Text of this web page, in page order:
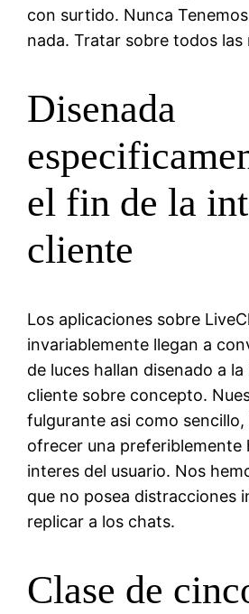
con surtido. Nunca
nada. Tratar sobre todos las
Disenada
el fin de la
cliente
Los aplicaciones sobre
invariablemente llegan a
de luces hallan disenado a
cliente sobre concepto.
fulgurante asi­ como
ofrecer una preferiblemente
interes del usuario. Nos
que no posea distracciones
replicar a los chats.
Clase de